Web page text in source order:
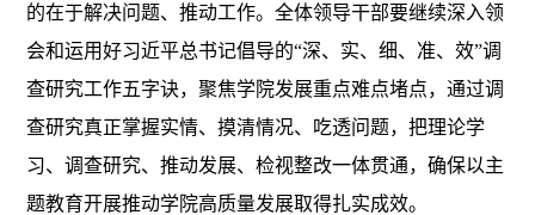
的在于解决问题、推动工作。全体领导干部要继续深入领
会和运用好习近平总书记倡导的“深、实、细、准、效”调
查研究工作五字诀，聚焦学院发展重点难点堵点，通过调
查研究真正掌握实情、摸清情况、吃透问题，把理论学
习、调查研究、推动发展、检视整改一体贯通，确保以主
题教育开展推动学院高质量发展取得扎实成效。